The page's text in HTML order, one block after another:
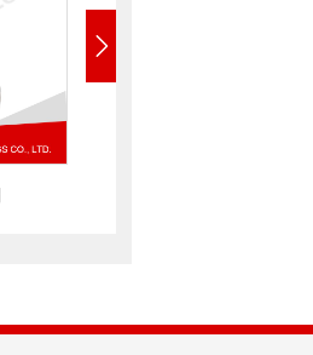
